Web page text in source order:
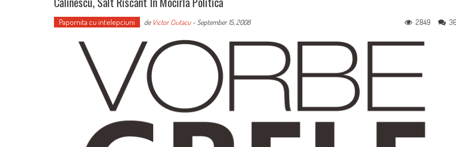
Papornita cu intelepciuni de Victor Ciutacu- September 15, 2008 2849